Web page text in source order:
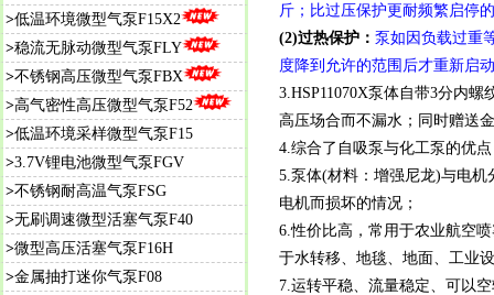
斤；比过压保护更耐频繁启停
(2)过热保护： 泵如因负载过重
度降到允许的范围后才重新启
3.HSP11070X泵体自带3分内
高压场合而不漏水；同时赠送
4.综合了自吸泵与化工泵的优
5.泵体(材料：增强尼龙)与电
电机而损坏的情况；
6.性价比高，常用于农业航空
于水转移、地毯、地面、工业
7.运转平稳、流量稳定、可以
>低温环境微型气泵F15X2
>稳流无脉动微型气泵FLY
>不锈钢高压微型气泵FBX
>高气密性高压微型气泵F52
>低温环境采样微型气泵F15
>3.7V锂电池微型气泵FGV
>不锈钢耐高温气泵FSG
>无刷调速微型活塞气泵F40
>微型高压活塞气泵F16H
>金属抽打迷你气泵F08